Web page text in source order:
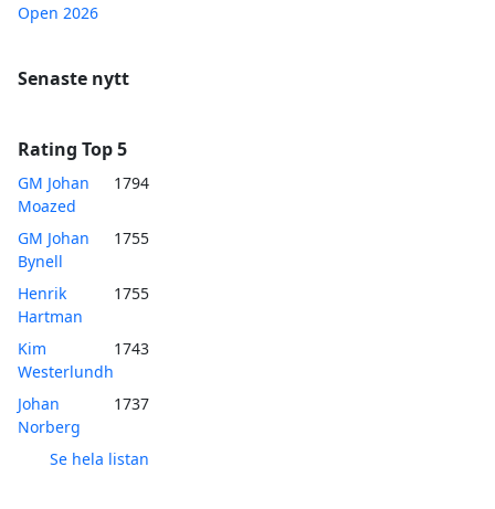
Open 2026
Senaste nytt
Rating Top 5
GM Johan
Moazed
1794
GM Johan
Bynell
1755
Henrik
Hartman
1755
Kim
Westerlundh
1743
Johan
Norberg
1737
Se hela listan